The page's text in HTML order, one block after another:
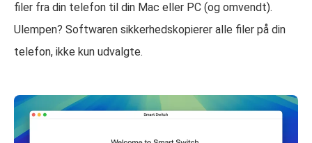
filer fra din telefon til din Mac eller PC (og omvendt).
Ulempen? Softwaren sikkerhedskopierer alle filer på din
telefon, ikke kun udvalgte.